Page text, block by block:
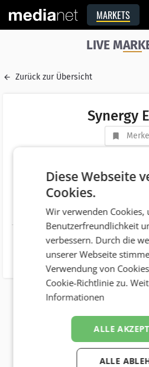
MARKETS
LIVE
Zurück zur Übersicht
Synergy
AT 3002
Telefonnummer +43 (2231) 20232
Website https://
Diese Webseite
Cookies.
Wir verwenden Cookies,
Benutzerfreundlichkeit
verbessern. Durch die
unserer Webseite
Verwendung von
Cookie-Richtlinie zu.
Informationen
ALLE
ALLE